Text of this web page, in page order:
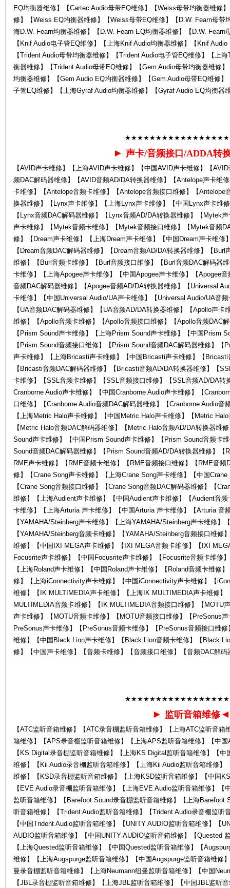
EQ均衡器维修】【Cartec Audio母带EQ维修】【Weiss母带均衡器维修
修】【Weiss EQ均衡器维修】【Weiss母带EQ维修】【D.W. Fearn母带
海D.W. Fearn均衡器维修】【D.W. Fearn EQ均衡器维修】【D.W.
【Knif Audio电子管EQ维修】【上海Knif Audio均衡器维修】【Knif
【Trident Audio母带均衡器维修】【Trident Audio电子管EQ维修】【上
衡器维修】【Trident Audio母带EQ维修】【Gem Audio母带均衡器维修
均衡器维修】【Gem Audio EQ均衡器维修】【Gem Audio母带EQ维修
子管EQ维修】【上海Gyraf Audio均衡器维修】【Gyraf Audio EQ均衡器
► 声卡/音频接口/ADDA转
【AVID声卡维修】【上海AVID声卡维修】【中国AVID声卡维修】【
频DAC解码器维修】【AVID音频AD/DA转换器维修】【Antelope声卡维
卡维修】【Antelope音频卡维修】【Antelope音频接口维修】【Antelope
换器维修】【Lynx声卡维修】【上海Lynx声卡维修】【中国Lynx声卡维
【Lynx音频DAC解码器维修】【Lynx音频AD/DA转换器维修】【Mytek
声卡维修】【Mytek音频卡维修】【Mytek音频接口维修】【Mytek音频
修】【Dream声卡维修】【上海Dream声卡维修】【中国Dream声卡维
【Dream音频DAC解码器维修】【Dream音频AD/DA转换器维修】【
维修】【Burl音频卡维修】【Burl音频接口维修】【Burl音频DAC解码器
卡维修】【上海Apogee声卡维修】【中国Apogee声卡维修】【Apogee
音频DAC解码器维修】【Apogee音频AD/DA转换器维修】【Universal
卡维修】【中国Universal Audio/UA声卡维修】【Universal Audio/UA音
【UA音频DAC解码器维修】【UA音频AD/DA转换器维修】【Apollo声
维修】【Apollo音频卡维修】【Apollo音频接口维修】【Apollo音频DAC
【Prism Sound声卡维修】【上海Prism Sound声卡维修】【中国Prism
【Prism Sound音频接口维修】【Prism Sound音频DAC解码器维修】
声卡维修】【上海Bricasti声卡维修】【中国Bricasti声卡维修】【
【Bricasti音频DAC解码器维修】【Bricasti音频AD/DA转换器维修】【
卡维修】【SSL音频卡维修】【SSL音频接口维修】【SSL音频AD/DA转
Cranborne Audio声卡维修】【中国Cranborne Audio声卡维修】【
口维修】【Cranborne Audio音频DAC解码器维修】【Cranborne Audio
【上海Metric Halo声卡维修】【中国Metric Halo声卡维修】【Metric
【Metric Halo音频DAC解码器维修】【Metric Halo音频AD/DA转换器维
Sound声卡维修】【中国Prism Sound声卡维修】【Prism Sound音频卡
Sound音频DAC解码器维修】【Prism Sound音频AD/DA转换器维修】【
RME声卡维修】【RME音频卡维修】【RME音频接口维修】【RME音
修】【Crane Song声卡维修】【上海Crane Song声卡维修】【中国
【Crane Song音频接口维修】【Crane Song音频DAC解码器维修】【
维修】【上海Audient声卡维修】【中国Audient声卡维修】【Audient音
卡维修】【上海Arturia 声卡维修】【中国Arturia 声卡维修】【Arturia 音
【YAMAHA/Steinberg声卡维修】【上海YAMAHA/Steinberg声卡维修】
【YAMAHA/Steinberg音频卡维修】【YAMAHA/Steinberg音频接口维
维修】【中国IXI MEGA声卡维修】【IXI MEGA音频卡维修】【IXI
Focusrite声卡维修】【中国Focusrite声卡维修】【Focusrite音频卡维修
【上海Roland声卡维修】【中国Roland声卡维修】【Roland音频卡维修
修】【上海iConnectivity声卡维修】【中国iConnectivity声卡维修】【
维修】【IK MULTIMEDIA声卡维修】【上海IK MULTIMEDIA声卡维修
MULTIMEDIA音频卡维修】【IK MULTIMEDIA音频接口维修】【MOTU
声卡维修】【MOTU音频卡维修】【MOTU音频接口维修】【PreSonus
PreSonus声卡维修】【PreSonus音频卡维修】【PreSonus音频接口维
维修】【中国Black Lion声卡维修】【Black Lion音频卡维修】【Black
修】【中国声卡维修】【音频卡维修】【音频接口维修】【音频DAC解
► 监听音箱维修
【ATC监听音箱维修】【ATC录音棚监听音箱维修】【上海ATC监听音
箱维修】【APS录音棚监听音箱维修】【上海APS监听音箱维修】【中
【KS Digital录音棚监听音箱维修】【上海KS Digital监听音箱维修】【
维修】【Kii Audio录音棚监听音箱维修】【上海Kii Audio监听音箱维修
维修】【KSD录音棚监听音箱维修】【上海KSD监听音箱维修】【中国
【EVE Audio录音棚监听音箱维修】【上海EVE Audio监听音箱维修】
监听音箱维修】【Barefoot Sound录音棚监听音箱维修】【上海Barefoot
听音箱维修】【Trident Audio监听音箱维修】【Trident Audio录音棚监听
【中国Trident Audio监听音箱维修】【UNITY AUDIO监听音箱维修】【
AUDIO监听音箱维修】【中国UNITY AUDIO监听音箱维修】【Quested
【上海Quested监听音箱维修】【中国Quested监听音箱维修】【
维修】【上海Augspurge监听音箱维修】【中国Augspurge监听音箱维修
曼录音棚监听音箱维修】【上海Neumann纽曼监听音箱维修】【中国
【JBL录音棚监听音箱维修】【上海JBL监听音箱维修】【中国JBL监听